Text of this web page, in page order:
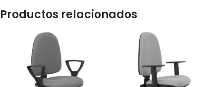
Productos relacionados